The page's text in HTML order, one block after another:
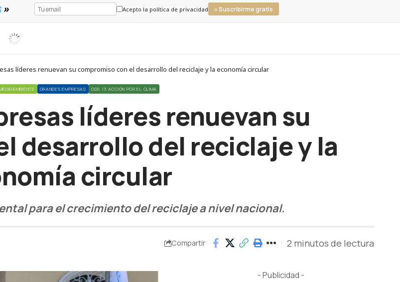
» Acepto la política de privacidad » Suscribirme gratis
líderes renuevan su compromiso con el desarrollo del reciclaje y la economía circular
GRANDES EMPRESAS ODS 13 ACCIÓN POR EL CLIMA
líderes renuevan su
desarrollo del reciclaje y la
circular
para el crecimiento del reciclaje a nivel nacional.
Compartir 2 minutos de lectura
- Publicidad -